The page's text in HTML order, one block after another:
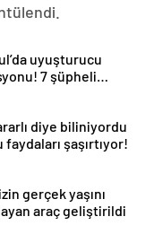
uyuşturucu
7 şüpheli
diye biliniyordu
faydaları şaşırtıyor!
gerçek yaşını
araç geliştirildi